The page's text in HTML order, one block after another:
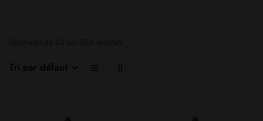
Tri par défaut